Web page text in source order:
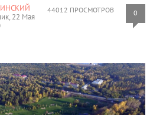
44012 ПРОСМОТРОВ 0
22 Мая